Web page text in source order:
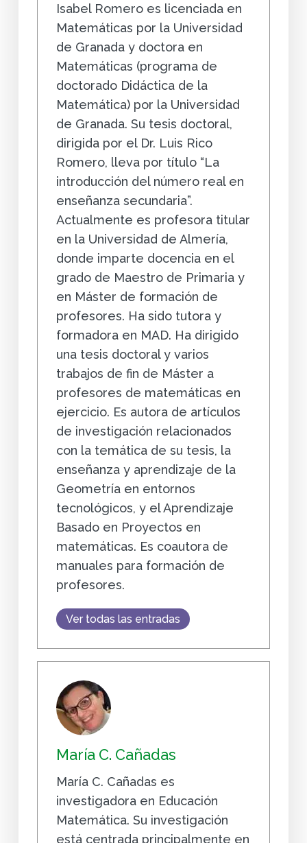
Isabel Romero es licenciada en
Matemáticas por la Universidad
de Granada y doctora en
Matemáticas (programa de
doctorado Didáctica de la
Matemática) por la Universidad
de Granada. Su tesis doctoral,
dirigida por el Dr. Luis Rico
Romero, lleva por título “La
introducción del número real en
enseñanza secundaria”.
Actualmente es profesora titular
en la Universidad de Almería,
donde imparte docencia en el
grado de Maestro de Primaria y
en Máster de formación de
profesores. Ha sido tutora y
formadora en MAD. Ha dirigido
una tesis doctoral y varios
trabajos de fin de Máster a
profesores de matemáticas en
ejercicio. Es autora de artículos
de investigación relacionados
con la temática de su tesis, la
enseñanza y aprendizaje de la
Geometría en entornos
tecnológicos, y el Aprendizaje
Basado en Proyectos en
matemáticas. Es coautora de
manuales para formación de
profesores.
Ver todas las entradas
María C. Cañadas
María C. Cañadas es
investigadora en Educación
Matemática. Su investigación
está centrada principalmente en